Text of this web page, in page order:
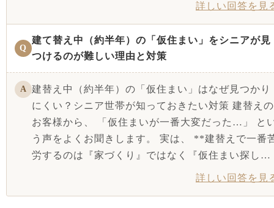
詳しい回答を見
Q
建て替え中（約半年）の「仮住まい」をシニアが見
つけるのが難しい理由と対策
A 建替え中（約半年）の「仮住まい」はなぜ見つかり
にくい？シニア世帯が知っておきたい対策 建替えの
お客様から、 「仮住まいが一番大変だった…」 と
う声をよくお聞きします。 実は、 **建替えで一番
労するのは『家づくり』ではなく『仮住まい探し…
詳しい回答を見